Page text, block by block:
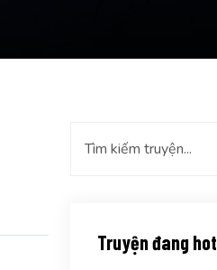
Truyện đang hot